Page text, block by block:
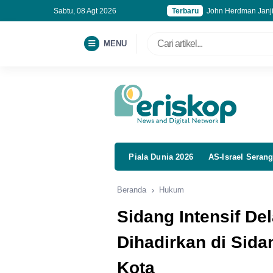
Sabtu, 08 Agt 2026 Terbaru
John Herdman
FBLB 2026 Jadi
MENU
Piala Dunia 2026 AS-Israel
Beranda Hukum
Sidang Intensif
Dihadirkan di
Kota